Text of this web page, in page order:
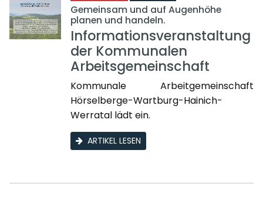
Gemeinsam und auf Augenhöhe
planen und handeln.
Informationsveranstaltung
der Kommunalen
Arbeitsgemeinschaft
Kommunale Arbeitgemeinschaft
Hörselberge-Wartburg-Hainich-
Werratal lädt ein.
ARTIKEL LESEN